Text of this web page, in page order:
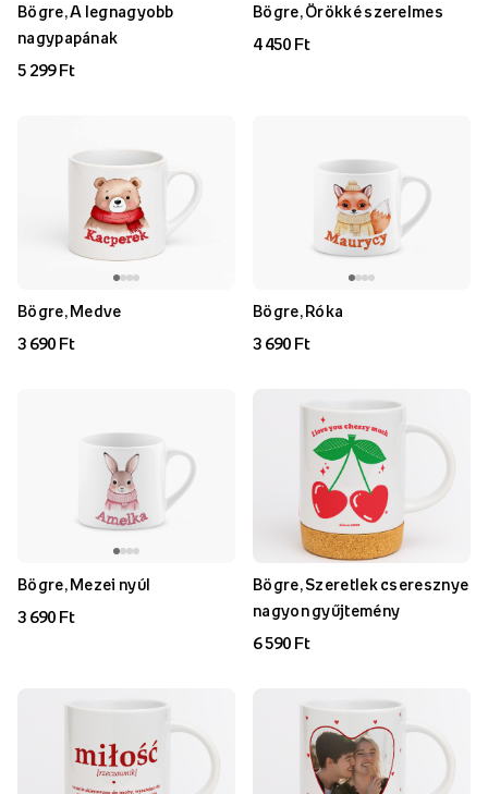
Bögre, A legnagyobb
nagypapának
5 299 Ft
Bögre, Örökké szerelmes
4 450 Ft
Bögre, Medve
3 690 Ft
Bögre, Róka
3 690 Ft
Bögre, Mezei nyúl
3 690 Ft
Bögre, Szeretlek cseresznye
nagyon gyűjtemény
6 590 Ft